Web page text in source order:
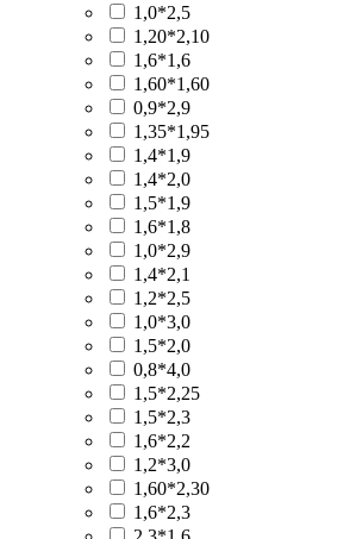
1,0*2,5
1,20*2,10
1,6*1,6
1,60*1,60
0,9*2,9
1,35*1,95
1,4*1,9
1,4*2,0
1,5*1,9
1,6*1,8
1,0*2,9
1,4*2,1
1,2*2,5
1,0*3,0
1,5*2,0
0,8*4,0
1,5*2,25
1,5*2,3
1,6*2,2
1,2*3,0
1,60*2,30
1,6*2,3